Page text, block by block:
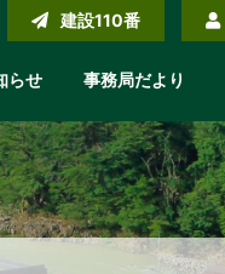
らせ 事務局だより
建設110番